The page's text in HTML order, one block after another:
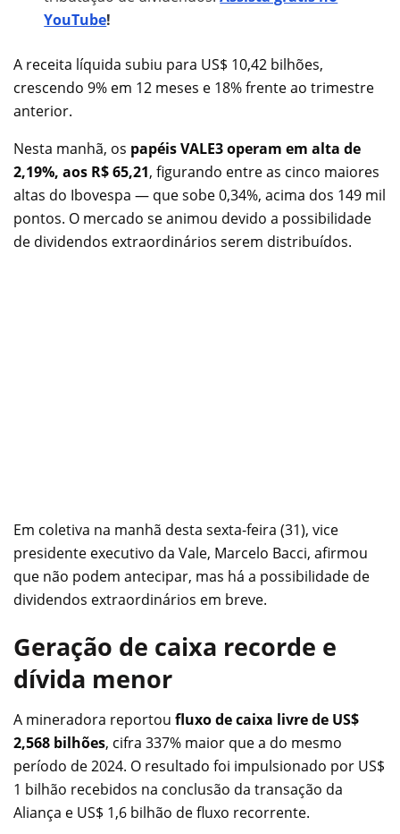
YouTube!
A receita líquida subiu para US$ 10,42 bilhões,
crescendo 9% em 12 meses e 18% frente ao trimestre
anterior.
Nesta manhã, os papéis VALE3 operam em alta de
2,19%, aos R$ 65,21, figurando entre as cinco maiores
altas do Ibovespa — que sobe 0,34%, acima dos 149 mil
pontos. O mercado se animou devido a possibilidade
de dividendos extraordinários serem distribuídos.
Em coletiva na manhã desta sexta-feira (31), vice
presidente executivo da Vale, Marcelo Bacci, afirmou
que não podem antecipar, mas há a possibilidade de
dividendos extraordinários em breve.
Geração de caixa recorde e
dívida menor
A mineradora reportou fluxo de caixa livre de US$
2,568 bilhões, cifra 337% maior que a do mesmo
período de 2024. O resultado foi impulsionado por US$
1 bilhão recebidos na conclusão da transação da
Aliança e US$ 1,6 bilhão de fluxo recorrente.